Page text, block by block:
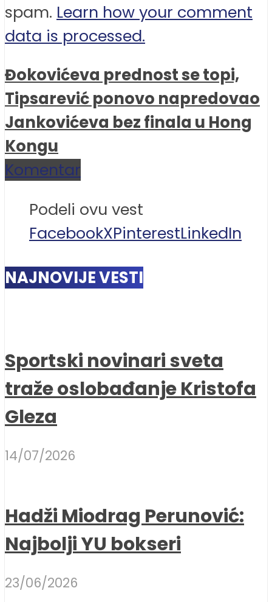
spam. Learn how your comment
data is processed.
Đokovićeva prednost se topi,
Tipsarević ponovo napredovao
Jankovićeva bez finala u Hong
Kongu
Komentar
Podeli ovu vest
FacebookXPinterestLinkedIn
NAJNOVIJE VESTI
Sportski novinari sveta
traže oslobađanje Kristofa
Gleza
14/07/2026
Hadži Miodrag Perunović:
Najbolji YU bokseri
23/06/2026